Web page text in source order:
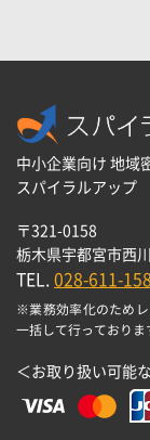
中小企業向け 地域
スパイラルアップ
〒321-0158
栃木県宇都宮市西
TEL.028-611-
※業務効率化のため
一括して行っておりま
＜お取り扱い可能